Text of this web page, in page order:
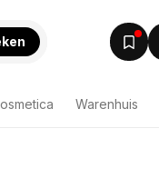
Warenhuis